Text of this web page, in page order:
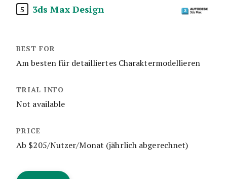
5 3ds Max Design
Am besten für detailliertes Charaktermodellieren
Not available
Ab $205/Nutzer/Monat (jährlich abgerechnet)